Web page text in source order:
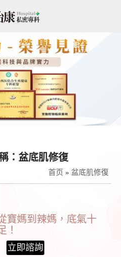
：盆底肌修復
首页 » 盆底肌修復
寶媽到辣媽，底氣十
！
立即諮詢